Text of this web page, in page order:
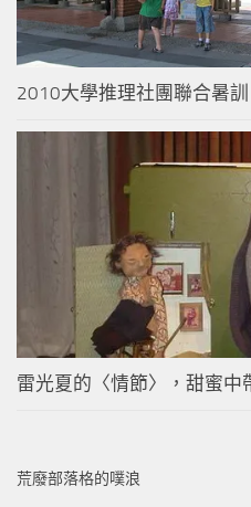
2010大學推理社團聯合暑
雷光夏的〈情節〉，甜蜜中
荒廢部落格的噗浪